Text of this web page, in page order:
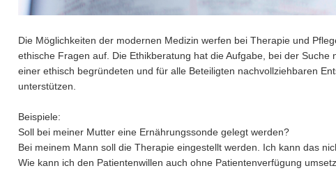
Die Möglichkeiten der modernen Medizin werfen bei Therapie und
ethische Fragen auf. Die Ethikberatung hat die Aufgabe, bei der Suche
einer ethisch begründeten und für alle Beteiligten nachvollziehbaren
unterstützen.
Beispiele:
Soll bei meiner Mutter eine Ernährungssonde gelegt werden?
Bei meinem Mann soll die Therapie eingestellt werden. Ich kann das
Wie kann ich den Patientenwillen auch ohne Patientenverfügung